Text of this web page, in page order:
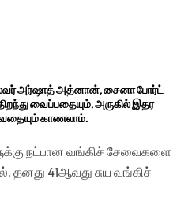
அர்ஷாத் அத்னான், சைனா போர்ட்
வைப்பதையும், அருகில் இதர
காணலாம்.
நட்பான வங்கிச் சேவைகளை
தனது 41ஆவது சுய வங்கிச்